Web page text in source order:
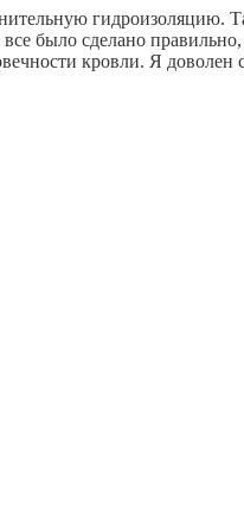
гидроизоляцию.
было сделано
кровли. Я